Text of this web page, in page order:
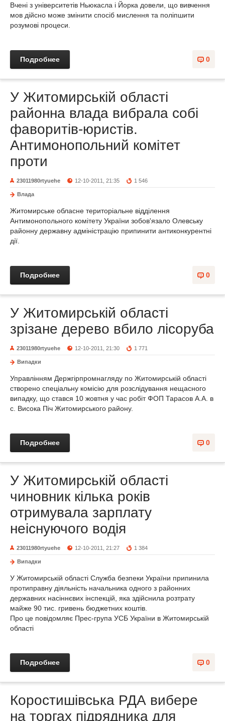
Вчені з університетів Ньюкасла і Йорка довели, що вивчення
мов дійсно може змінити спосіб мислення та поліпшити
розумові процеси.
0
Подробнее
У Житомирській області
районна влада вибрала собі
фаворитів-юристів.
Антимонопольний комітет
проти
23011980rtyuehe 12-10-2011, 21:35 1 546
Влада
Житомирське обласне територіальне відділення
Антимонопольного комітету України зобов'язало Олевську
районну державну адміністрацію припинити антиконкурентні
дії.
0
Подробнее
У Житомирській області
зрізане дерево вбило лісоруба
23011980rtyuehe 12-10-2011, 21:30 1 771
Випадки
Управлінням Держгірпромнагляду по Житомирській області
створено спеціальну комісію для розслідування нещасного
випадку, що стався 10 жовтня у час робіт ФОП Тарасов А.А. в
с. Висока Піч Житомирського району.
0
Подробнее
У Житомирській області
чиновник кілька років
отримувала зарплату
неіснуючого водія
23011980rtyuehe 12-10-2011, 21:27 1 384
Випадки
У Житомирській області Служба безпеки України припинила
протиправну діяльність начальника одного з районних
державних насіннєвих інспекцій, яка здійснила розтрату
майже 90 тис. гривень бюджетних коштів.
Про це повідомляє Прес-група УСБ України в Житомирській
області
0
Подробнее
Коростишівська РДА вибере
на торгах підрядника для